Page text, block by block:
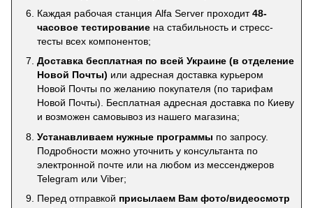
Каждая рабочая станция Alfa Server проходит48-
часовое тестирование на стабильность и стресс-
тесты всех компонентов;
Доставка бесплатная по всей Украине (в отделение
Новой Почты) или адресная доставка курьером
Новой Почты по желанию покупателя (по тарифам
Новой Почты). Бесплатная адресная доставка по Киеву
и возможен самовывоз из нашего магазина;
Устанавливаем нужные программы по запросу.
Подробности можно уточнить у консультанта по
электронной почте или на любом из мессенджеров
Telegram или Viber;
Перед отправкой присылаем Вам фото/видеосмотр